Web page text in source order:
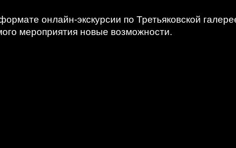
онлайн-экскурсии по Третьяковской
мероприятия новые возможности.